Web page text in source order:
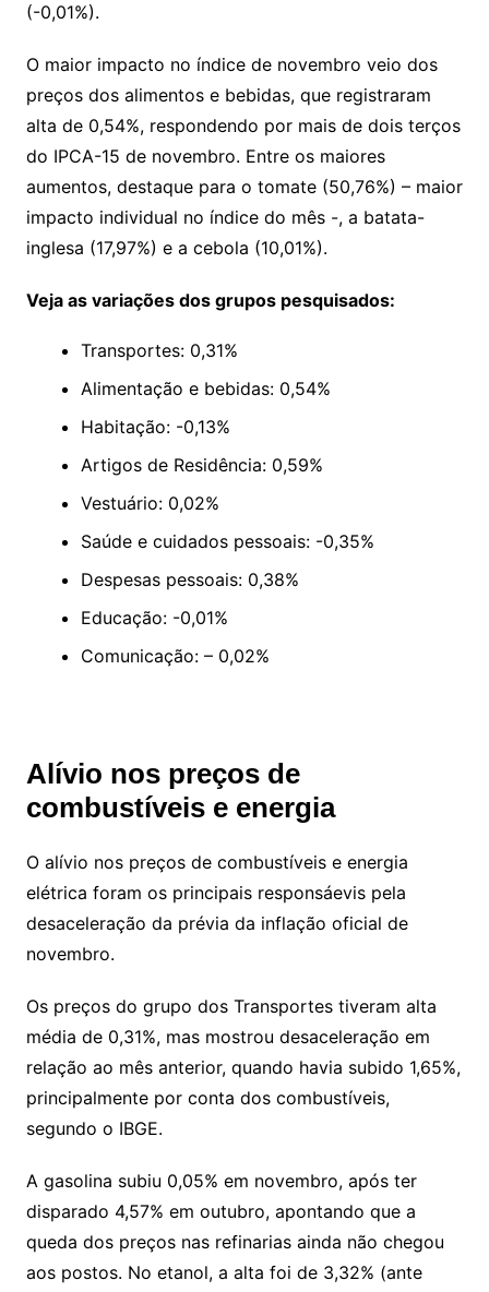
(-0,01%).
O maior impacto no índice de novembro veio dos
preços dos alimentos e bebidas, que registraram
alta de 0,54%, respondendo por mais de dois terços
do IPCA-15 de novembro. Entre os maiores
aumentos, destaque para o tomate (50,76%) – maior
impacto individual no índice do mês -, a batata-
inglesa (17,97%) e a cebola (10,01%).
Veja as variações dos grupos pesquisados:
Transportes: 0,31%
Alimentação e bebidas: 0,54%
Habitação: -0,13%
Artigos de Residência: 0,59%
Vestuário: 0,02%
Saúde e cuidados pessoais: -0,35%
Despesas pessoais: 0,38%
Educação: -0,01%
Comunicação: – 0,02%
Alívio nos preços de
combustíveis e energia
O alívio nos preços de combustíveis e energia
elétrica foram os principais responsáevis pela
desaceleração da prévia da inflação oficial de
novembro.
Os preços do grupo dos Transportes tiveram alta
média de 0,31%, mas mostrou desaceleração em
relação ao mês anterior, quando havia subido 1,65%,
principalmente por conta dos combustíveis,
segundo o IBGE.
A gasolina subiu 0,05% em novembro, após ter
disparado 4,57% em outubro, apontando que a
queda dos preços nas refinarias ainda não chegou
aos postos. No etanol, a alta foi de 3,32% (ante